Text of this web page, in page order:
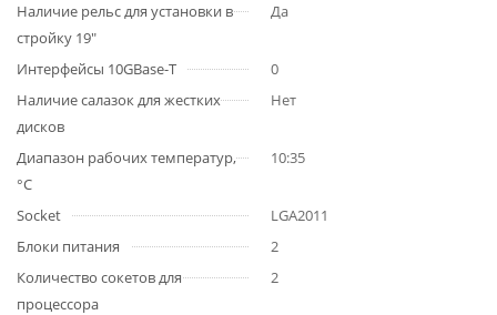
Наличие рельс для установки в
стройку 19"
Да
Интерфейсы 10GBase-T
0
Наличие салазок для жестких
дисков
Нет
Диапазон рабочих температур,
°C
10:35
Socket
LGA2011
Блоки питания
2
Количество сокетов для
процессора
2